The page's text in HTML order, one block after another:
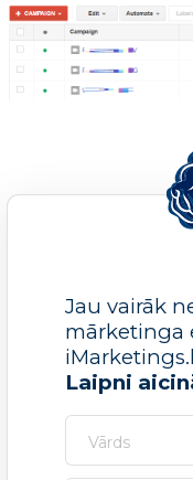
Jau vairāk
mārketinga
Laipni